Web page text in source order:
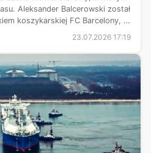
Aleksander Balcerowski został
koszykarskiej FC Barcelony, z
kontraktem. To kolejny ogromny
23.07.2026 17:19